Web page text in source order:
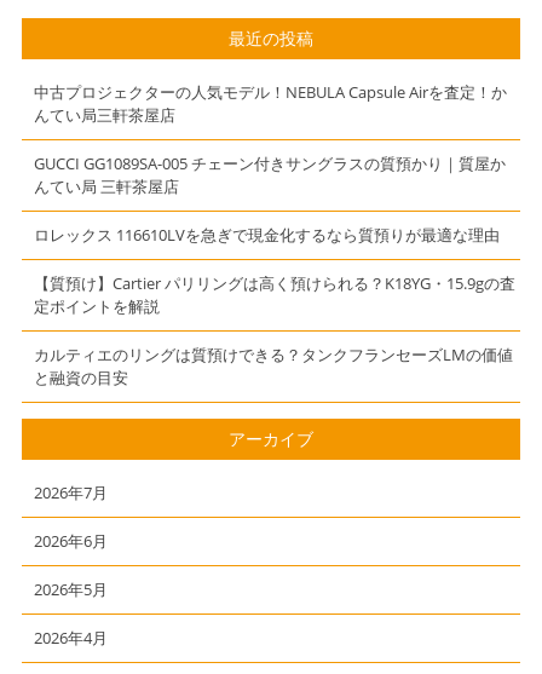
最近の投稿
中古プロジェクターの人気モデル！NEBULA Capsule Airを査定！か
んてい局三軒茶屋店
GUCCI GG1089SA-005 チェーン付きサングラスの質預かり｜質屋か
んてい局 三軒茶屋店
ロレックス 116610LVを急ぎで現金化するなら質預りが最適な理由
【質預け】Cartier パリリングは高く預けられる？K18YG・15.9gの査
定ポイントを解説
カルティエのリングは質預けできる？タンクフランセーズLMの価値
と融資の目安
アーカイブ
2026年7月
2026年6月
2026年5月
2026年4月